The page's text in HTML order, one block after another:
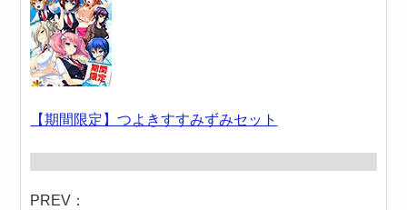
【期間限定】つよきすすみずみセット
PREV：